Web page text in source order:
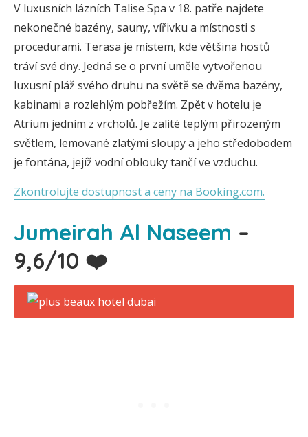
V luxusních lázních Talise Spa v 18. patře najdete
nekonečné bazény, sauny, vířivku a místnosti s
procedurami. Terasa je místem, kde většina hostů
tráví své dny. Jedná se o první uměle vytvořenou
luxusní pláž svého druhu na světě se dvěma bazény,
kabinami a rozlehlým pobřežím. Zpět v hotelu je
Atrium jedním z vrcholů. Je zalité teplým přirozeným
světlem, lemované zlatými sloupy a jeho středobodem
je fontána, jejíž vodní oblouky tančí ve vzduchu.
Zkontrolujte dostupnost a ceny na Booking.com.
Jumeirah Al Naseem –
9,6/10 ❤️